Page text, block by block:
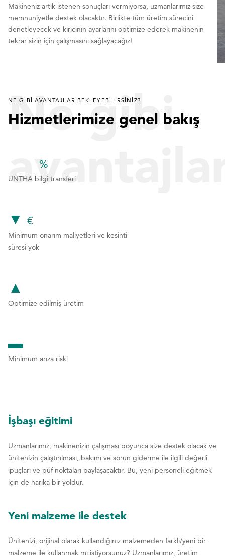
Makineniz artık istenen sonuçları vermiyorsa, uzmanlarımız size
memnuniyetle destek olacaktır. Birlikte tüm üretim sürecini
denetleyecek ve kırıcının ayarlarını optimize ederek makinenin
tekrar sizin için çalışmasını sağlayacağız!
Ne gibi
NE GIBI AVANTAJLAR BEKLEYEBILIRSINIZ?
Hizmetlerimize genel bakış
11
3
4
7
0
1
3
4
7
0
%
UNTHA bilgi transferi
▼ €
Minimum onarım maliyetleri ve kesinti
süresi yok
▲
Optimize edilmiş üretim
▬
Minimum arıza riski
İşbaşı eğitimi
Uzmanlarımız, makinenizin çalışması boyunca size destek olacak ve
ünitenizin çalıştırılması, bakımı ve sorun giderme ile ilgili değerli
ipuçları ve püf noktaları paylaşacaktır. Bu, yeni personeli eğitmek
için de harika bir yoldur.
Yeni malzeme ile destek
Ünitenizi, orijinal olarak kullandığınız malzemeden farklı/yeni bir
malzeme ile kullanmak mı istiyorsunuz? Uzmanlarımız, üretim